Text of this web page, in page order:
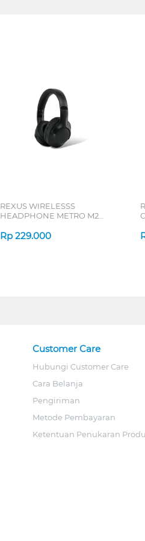
REXUS WIRELESSS
HEADPHONE METRO M2
Rp 229.000
Customer Care
Hubungi Customer Care
Cara Belanja
Pengiriman
Metode Pembayaran
Ketentuan Penukaran